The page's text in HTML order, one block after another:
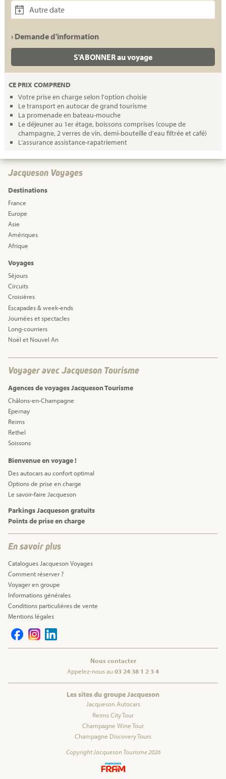
Autre date
› Demande d'information
S'ABONNER au voyage
CE PRIX COMPREND
Votre prise en charge selon l'option choisie
Le transport en autocar de grand tourisme
La promenade en bateau-mouche
Le déjeuner au 1er étage, boissons comprises (coupe de
champagne, 2 verres de vin, demi-bouteille d'eau filtrée et café)
L’assurance assistance-rapatriement
Jacqueson Voyages
Destinations
France
Europe
Asie
Amériques
Afrique
Voyages
Séjours
Circuits
Croisières
Escapades & week-ends
Journées et spectacles
Long-courriers
Noël et Nouvel An
Voyager avec Jacqueson Tourisme
Agences de voyages Jacqueson Tourisme
Châlons-en-Champagne
Epernay
Reims
Rethel
Soissons
Bienvenue en voyage !
Des autocars au confort optimal
Options de prise en charge
Le savoir-faire Jacqueson
Parkings Jacqueson gratuits
Points de prise en charge
En savoir plus
Catalogues Jacqueson Voyages
Comment réserver ?
Voyager en groupe
Informations générales
Conditions particulières de vente
Mentions légales
Nous contacter
Appelez-nous au 03 24 38 1 2 3 4
Les sites du groupe Jacqueson
Jacqueson Autocars
Reims City Tour
Champagne Wine Tour
Champagne Discovery Tours
Copyright Jacqueson Tourisme 2026